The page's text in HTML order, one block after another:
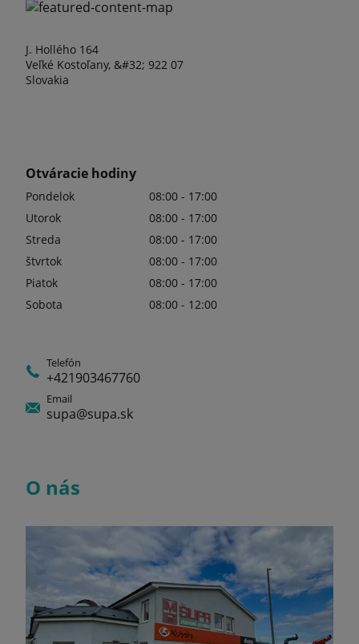
J. Hollého 164
Veľké Kostoľany, &#32; 922 07
Slovakia
Otváracie hodiny
Pondelok
08:00 - 17:00
Utorok
08:00 - 17:00
Streda
08:00 - 17:00
štvrtok
08:00 - 17:00
Piatok
08:00 - 17:00
Sobota
08:00 - 12:00
Telefón
+421903467760
Email
supa@supa.sk
O nás